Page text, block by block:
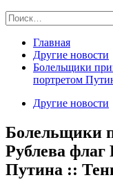
Найти:
Главная
Другие новости
Болельщики
портретом
Другие новости
Болельщики
Рублева флаг
Путина ::